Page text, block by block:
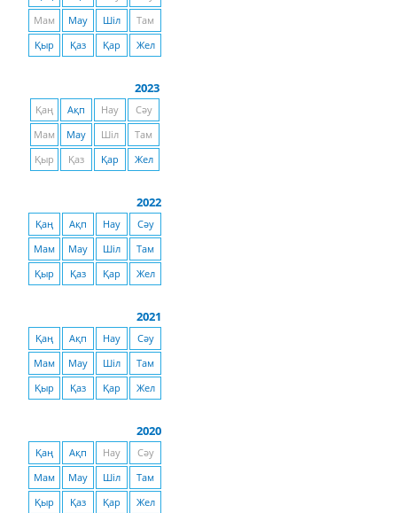
Мам
Мау Шіл
Там
Қыр
Қаз Қар Жел
2023
Қаң Ақп Нау
Сәу
Мам
Мау Шіл
Там
Қыр
Қаз Қар Жел
2022
Қаң Ақп Нау
Сәу
Мам
Мау Шіл
Там
Қыр
Қаз Қар Жел
2021
Қаң Ақп Нау
Сәу
Мам
Мау Шіл
Там
Қыр
Қаз Қар Жел
2020
Қаң Ақп Нау
Сәу
Мам
Мау Шіл
Там
Қыр
Қаз Қар Жел